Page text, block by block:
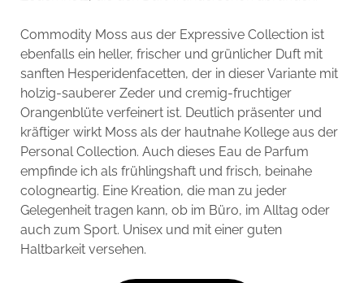
Commodity Moss aus der Expressive Collection ist
ebenfalls ein heller, frischer und grünlicher Duft mit
sanften Hesperidenfacetten, der in dieser Variante mit
holzig-sauberer Zeder und cremig-fruchtiger
Orangenblüte verfeinert ist. Deutlich präsenter und
kräftiger wirkt Moss als der hautnahe Kollege aus der
Personal Collection. Auch dieses Eau de Parfum
empfinde ich als frühlingshaft und frisch, beinahe
cologneartig. Eine Kreation, die man zu jeder
Gelegenheit tragen kann, ob im Büro, im Alltag oder
auch zum Sport. Unisex und mit einer guten
Haltbarkeit versehen.